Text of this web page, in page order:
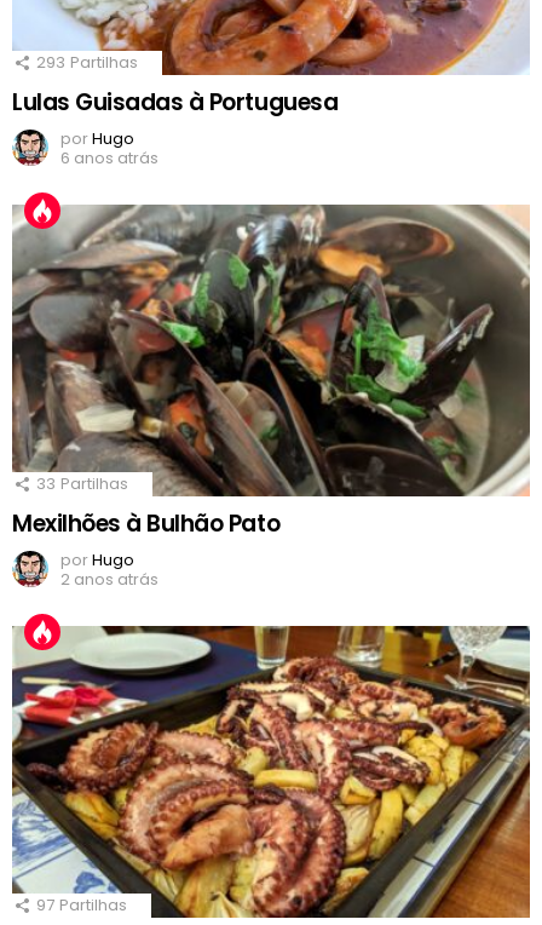
293 Partilhas
Lulas Guisadas à Portuguesa
porHugo
6 anos atrás
33 Partilhas
Mexilhões à Bulhão Pato
porHugo
2 anos atrás
97 Partilhas